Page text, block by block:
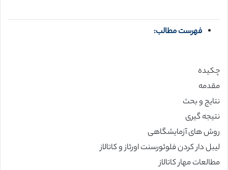
فهرست مطالب:
چکیده
مقدمه
نتایج و بحث
نتیجه گیری
روش های آزمایشگاهی
لیبل دار کردن فلوئورسنت اورئاز و کاتالاز
مطالعات مهار کاتالاز